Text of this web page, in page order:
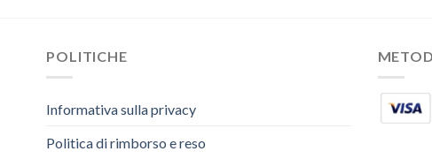
POLITICHE
Informativa sulla privacy
Politica di rimborso e reso